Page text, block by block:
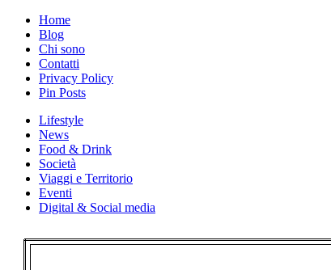
Skip
content
Home
Blog
Chi sono
Contatti
Privacy Policy
Pin Posts
Lifestyle
News
Food & Drink
Società
Viaggi e Territorio
Eventi
Digital & Social media